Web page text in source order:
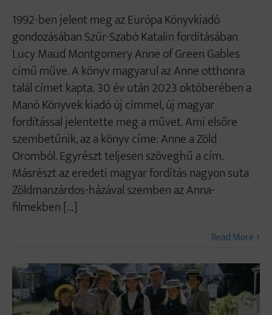
1992-ben jelent meg az Európa Könyvkiadó
gondozásában Szűr-Szabó Katalin fordításában
Lucy Maud Montgomery Anne of Green Gables
című műve. A könyv magyarul az Anne otthonra
talál címet kapta. 30 év után 2023 októberében a
Manó Könyvek kiadó új címmel, új magyar
fordítással jelentette meg a művet. Ami elsőre
szembetűnik, az a könyv címe: Anne a Zöld
Oromból. Egyrészt teljesen szöveghű a cím.
Másrészt az eredeti magyar fordítás nagyon suta
Zöldmanzárdos-házával szemben az Anna-
filmekben [...]
Read More